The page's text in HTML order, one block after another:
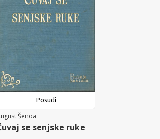
Posudi
Šenoa
se senjske ruke